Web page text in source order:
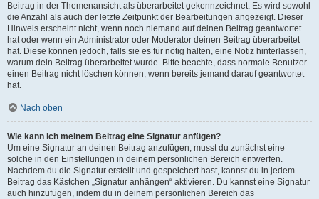
Beitrag in der Themenansicht als überarbeitet gekennzeichnet. Es wird sowohl
die Anzahl als auch der letzte Zeitpunkt der Bearbeitungen angezeigt. Dieser
Hinweis erscheint nicht, wenn noch niemand auf deinen Beitrag geantwortet
hat oder wenn ein Administrator oder Moderator deinen Beitrag überarbeitet
hat. Diese können jedoch, falls sie es für nötig halten, eine Notiz hinterlassen,
warum dein Beitrag überarbeitet wurde. Bitte beachte, dass normale Benutzer
einen Beitrag nicht löschen können, wenn bereits jemand darauf geantwortet
hat.
Nach oben
Wie kann ich meinem Beitrag eine Signatur anfügen?
Um eine Signatur an deinen Beitrag anzufügen, musst du zunächst eine
solche in den Einstellungen in deinem persönlichen Bereich entwerfen.
Nachdem du die Signatur erstellt und gespeichert hast, kannst du in jedem
Beitrag das Kästchen „Signatur anhängen“ aktivieren. Du kannst eine Signatur
auch hinzufügen, indem du in deinem persönlichen Bereich das